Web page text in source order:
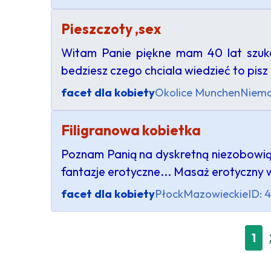
Pieszczoty ,sex
Witam Panie piękne mam 40 lat
bedziesz czego chciala wiedzieć to pisz
facet dla kobietyOkolice Munchen
Filigranowa kobietka
Poznam Panią na dyskretną
fantazje erotyczne... Masaż erotyczny
facet dla kobietyPłockMazowieckieID:
1